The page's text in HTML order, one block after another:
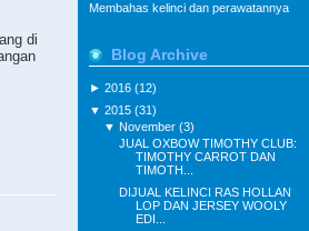
di
Membahas kelinci dan perawatannya
Blog Archive
► 2016 (12)
▼ 2015 (31)
▼ November (3)
JUAL OXBOW TIMOTHY CLUB:
TIMOTHY CARROT DAN
TIMOTH...
DIJUAL KELINCI RAS HOLLAN
LOP DAN JERSEY WOOLY
EDI...